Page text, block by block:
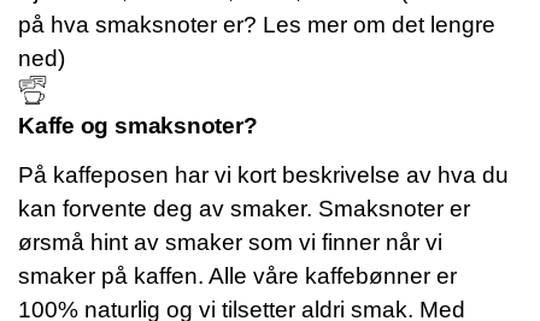
på hva smaksnoter er? Les mer om det lengre
ned)
Kaffe og smaksnoter?
På kaffeposen har vi kort beskrivelse av hva du
kan forvente deg av smaker. Smaksnoter er
ørsmå hint av smaker som vi finner når vi
smaker på kaffen. Alle våre kaffebønner er
100% naturlig og vi tilsetter aldri smak. Med